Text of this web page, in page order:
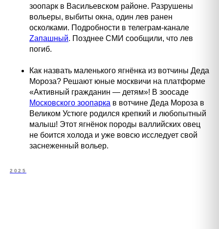
зоопарк в Васильевском районе. Разрушены
вольеры, выбиты окна, один лев ранен
осколками. Подробности в телеграм-канале
Zапашный. Позднее СМИ сообщили, что лев
погиб.
Как назвать маленького ягнёнка из вотчины Деда
Мороза? Решают юные москвичи на платформе
«Активный гражданин — детям»! В зоосаде
Московского зоопарка в вотчине Деда Мороза в
Великом Устюге родился крепкий и любопытный
малыш! Этот ягнёнок породы валлийских овец
не боится холода и уже вовсю исследует свой
заснеженный вольер.
2025